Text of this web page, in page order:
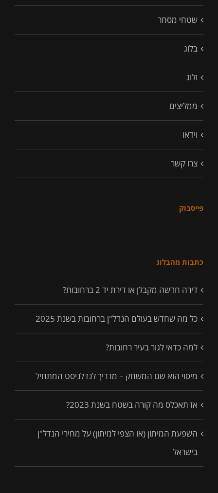
שטחי מסחר
בלוג
ולוג
ממליצים
וידאו
צרו קשר
פייסבוק
כתבות מהבלוג
דירה חדשה מקבלן או דירת יד 2 ברחובות?
כל מה שחדש בעולם הנדל"ן ברחובות בשנת 2025
למה כדאי לגור בעיר רחובות?
מיסוי הוא שם המשחק – מדריך לנדלניסט המתחיל
אז תאכלס מה קורה בשטח בשנת 2023?
השפעת המיתון (או הצפי למיתון) על מחירי הנדל"ן
בישראל